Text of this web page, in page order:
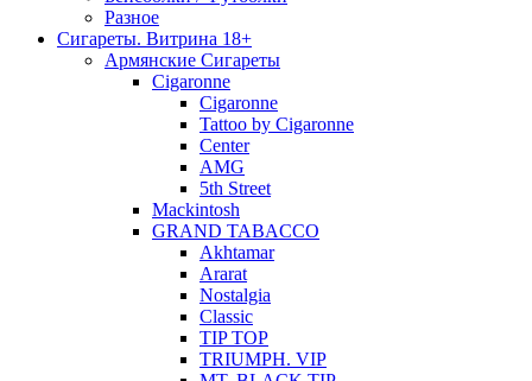
Разное
Сигареты. Витрина 18+
Армянские Сигареты
Cigaronne
Cigaronne
Tattoo by Cigaronne
Center
AMG
5th Street
Mackintosh
GRAND TABACCO
Akhtamar
Ararat
Nostalgia
Classic
TIP TOP
TRIUMPH. VIP